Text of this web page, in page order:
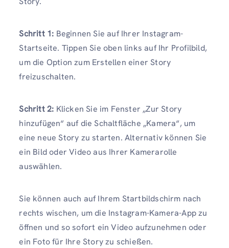
Schritt 1: Beginnen Sie auf Ihrer Instagram-
Startseite. Tippen Sie oben links auf Ihr Profilbild,
um die Option zum Erstellen einer Story
freizuschalten.
Schritt 2: Klicken Sie im Fenster „Zur Story
hinzufügen“ auf die Schaltfläche „Kamera“, um
eine neue Story zu starten. Alternativ können Sie
ein Bild oder Video aus Ihrer Kamerarolle
auswählen.
Sie können auch auf Ihrem Startbildschirm nach
rechts wischen, um die Instagram-Kamera-App zu
öffnen und so sofort ein Video aufzunehmen oder
ein Foto für Ihre Story zu schießen.